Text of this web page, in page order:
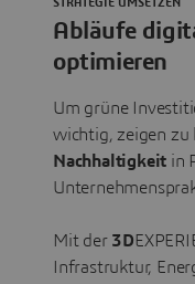
Abläufe
optimieren
STRATEGIE UMSETZEN
Um grüne
wichtig, zeigen zu
Nachhaltigkeit in
Mit der 3D
Infrastruktur,